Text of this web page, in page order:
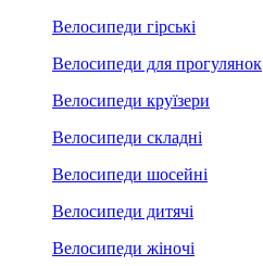
Велосипеди гірські
Велосипеди для прогулянок
Велосипеди круїзери
Велосипеди складні
Велосипеди шосейні
Велосипеди дитячі
Велосипеди жіночі